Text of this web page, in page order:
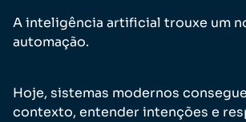
A inteligência artificial trouxe um
automação.
Hoje, sistemas modernos
contexto, entender intenções e